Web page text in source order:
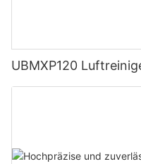
UBMXP120